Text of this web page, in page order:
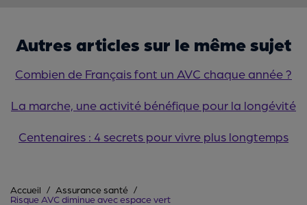
Autres articles sur le même sujet
Combien de Français font un AVC chaque année ?
La marche, une activité bénéfique pour la longévité
Centenaires : 4 secrets pour vivre plus longtemps
Accueil
Assurance santé
Risque AVC diminue avec espace vert